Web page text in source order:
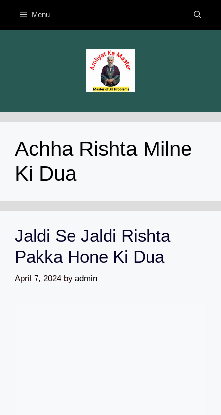
content
Menu
Achha Rishta Milne
Ki Dua
Jaldi Se Jaldi Rishta
Pakka Hone Ki Dua
April 7, 2024 by admin